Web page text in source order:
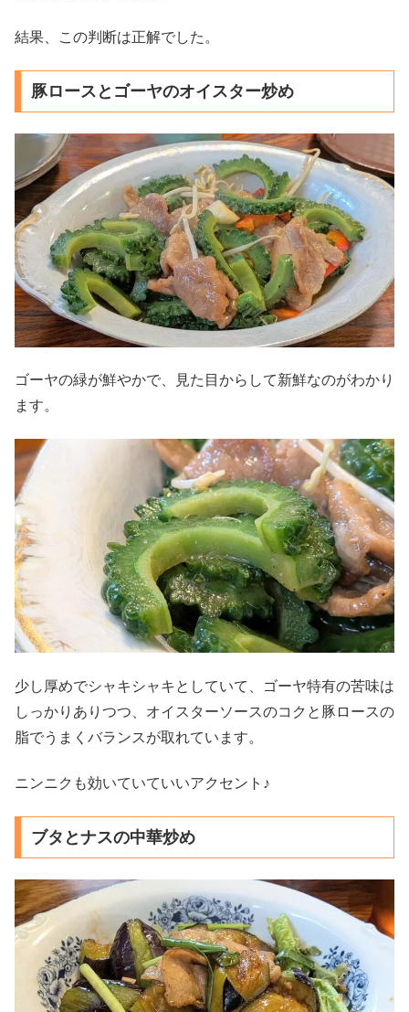
結果、この判断は正解でした。
豚ロースとゴーヤのオイスター炒め
ゴーヤの緑が鮮やかで、見た目からして新鮮なのがわかり
ます。
少し厚めでシャキシャキとしていて、ゴーヤ特有の苦味は
しっかりありつつ、オイスターソースのコクと豚ロースの
脂でうまくバランスが取れています。
ニンニクも効いていていいアクセント♪
ブタとナスの中華炒め